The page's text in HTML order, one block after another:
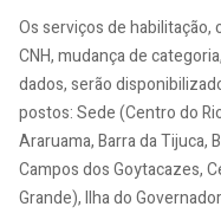
Os serviços de habilitação,
CNH, mudança de
dados, serão
postos: Sede (Centro do
Araruama, Barra da Tijuca,
Campos dos Goytacazes,
Grande), Ilha do